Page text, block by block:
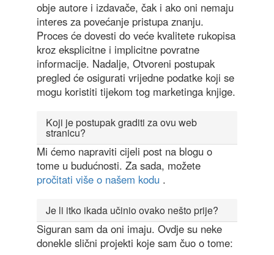
obje autore i izdavače, čak i ako oni nemaju
interes za povećanje pristupa znanju.
Proces će dovesti do veće kvalitete rukopisa
kroz eksplicitne i implicitne povratne
informacije. Nadalje, Otvoreni postupak
pregled će osigurati vrijedne podatke koji se
mogu koristiti tijekom tog marketinga knjige.
Koji je postupak graditi za ovu web
stranicu?
Mi ćemo napraviti cijeli post na blogu o
tome u budućnosti. Za sada, možete
pročitati više o našem kodu .
Je li itko ikada učinio ovako nešto prije?
Siguran sam da oni imaju. Ovdje su neke
donekle slični projekti koje sam čuo o tome: